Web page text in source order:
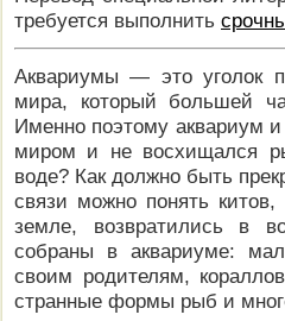
требуется выполнить
Аквариумы — это уголок
мира, который большей
Именно поэтому аквариум
миром и не восхищался
воде? Как должно быть
связи можно понять
земле, возвратились в
собраны в аквариуме:
своим родителям,
странные формы рыб и